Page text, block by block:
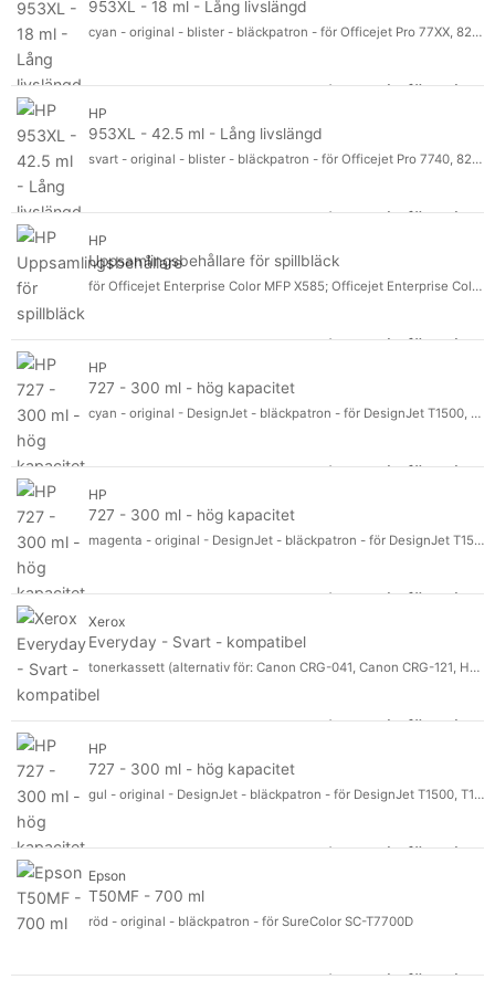
953XL - 18 ml - Lång livslängd
cyan - original - blister - bläckpatron - för Officejet Pro 77XX, 82XX, 87XX
Logga in för pris
HP
953XL - 42.5 ml - Lång livslängd
svart - original - blister - bläckpatron - för Officejet Pro 7740, 8210, 8216, 8218, 8710, 8720, 8730, 8740
Logga in för pris
HP
Uppsamlingsbehållare för spillbläck
för Officejet Enterprise Color MFP X585; Officejet Enterprise Color Flow MFP X585
Logga in för pris
HP
727 - 300 ml - hög kapacitet
cyan - original - DesignJet - bläckpatron - för DesignJet T1500, T1530, T2500, T2530, T920, T930
Logga in för pris
HP
727 - 300 ml - hög kapacitet
magenta - original - DesignJet - bläckpatron - för DesignJet T1500, T1530, T2500, T2530, T920, T930
Logga in för pris
Xerox
Everyday - Svart - kompatibel
tonerkassett (alternativ för: Canon CRG-041, Canon CRG-121, HP CF287A) - för Canon ImageCLASS D1620, D1650, LBP312, MF525; HP LaserJet Enterprise Flow MFP M527
Logga in för pris
HP
727 - 300 ml - hög kapacitet
gul - original - DesignJet - bläckpatron - för DesignJet T1500, T1530, T2500, T2530, T920, T930
Logga in för pris
Epson
T50MF - 700 ml
röd - original - bläckpatron - för SureColor SC-T7700D
Logga in för pris